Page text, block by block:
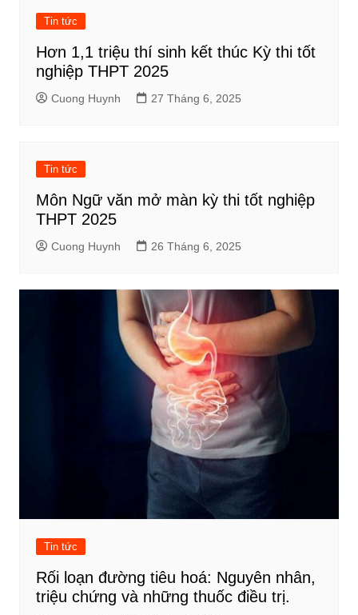
Tin tức
Hơn 1,1 triệu thí sinh kết thúc Kỳ thi tốt
nghiệp THPT 2025
Cuong Huynh 27 Tháng 6, 2025
Tin tức
Môn Ngữ văn mở màn kỳ thi tốt nghiệp
THPT 2025
Cuong Huynh 26 Tháng 6, 2025
Tin tức
Rối loạn đường tiêu hoá: Nguyên nhân,
triệu chứng và những thuốc điều trị.